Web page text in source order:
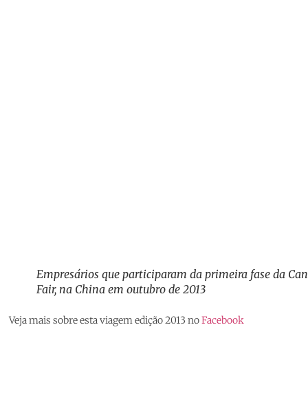
Empresários que participaram da primeira fase da
Fair, na China em outubro de 2013
Veja mais sobre esta viagem edição 2013 noFacebook